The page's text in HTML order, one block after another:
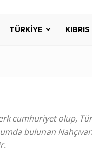
TÜRKIYE KIBRIS
cumhuriyet olup,
bulunan